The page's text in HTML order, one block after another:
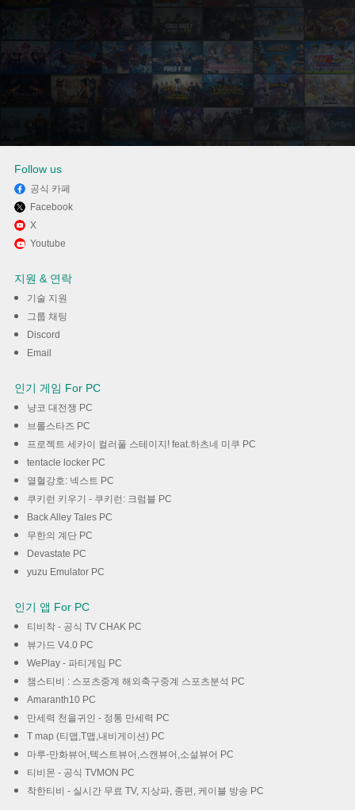
Follow us
공식 카페
Facebook
X
Youtube
지원 & 연락
기술 지원
그룹 채팅
Discord
Email
인기 게임 For PC
냥코 대전쟁 PC
브롤스타즈 PC
프로젝트 세카이 컬러풀 스테이지! feat.하츠네 미쿠 PC
tentacle locker PC
열혈강호: 넥스트 PC
쿠키런 키우기 - 쿠키런: 크럼블 PC
Back Alley Tales PC
무한의 계단 PC
Devastate PC
yuzu Emulator PC
인기 앱 For PC
티비착 - 공식 TV CHAK PC
뷰가드 V4.0 PC
WePlay - 파티게임 PC
챔스티비 : 스포츠중계 해외축구중계 스포츠분석 PC
Amaranth10 PC
만세력 천을귀인 - 정통 만세력 PC
T map (티맵,T맵,내비게이션) PC
마루-만화뷰어,텍스트뷰어,스캔뷰어,소설뷰어 PC
티비몬 - 공식 TVMON PC
착한티비 - 실시간 무료 TV, 지상파, 종편, 케이블 방송 PC